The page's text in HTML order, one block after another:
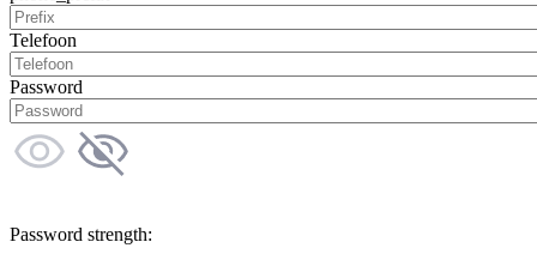
Telefoon
Password
Password strength: